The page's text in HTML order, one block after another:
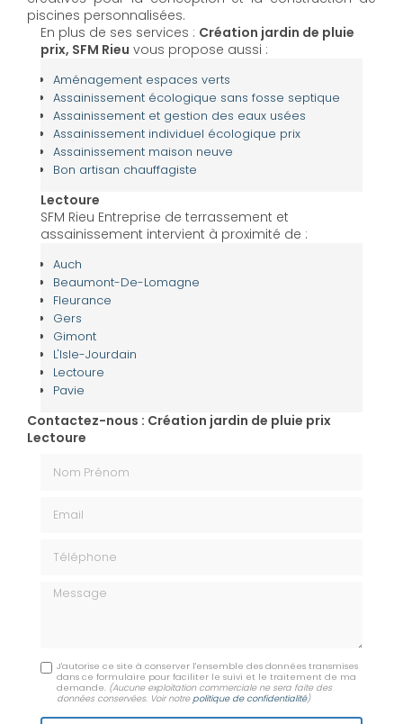
piscines personnalisées.
En plus de ses services : Création jardin de pluie
prix, SFM Rieu vous propose aussi :
Aménagement espaces verts
Assainissement écologique sans fosse septique
Assainissement et gestion des eaux usées
Assainissement individuel écologique prix
Assainissement maison neuve
Bon artisan chauffagiste
Lectoure
SFM Rieu Entreprise de terrassement et
assainissement intervient à proximité de :
Auch
Beaumont-De-Lomagne
Fleurance
Gers
Gimont
L'Isle-Jourdain
Lectoure
Pavie
Contactez-nous : Création jardin de pluie prix
Lectoure
Message
J'autorise ce site à conserver l'ensemble des données transmises
dans ce formulaire pour faciliter le suivi et le traitement de ma
demande. (Aucune exploitation commerciale ne sera faite des
données conservées. Voir notrepolitique de confidentialité)